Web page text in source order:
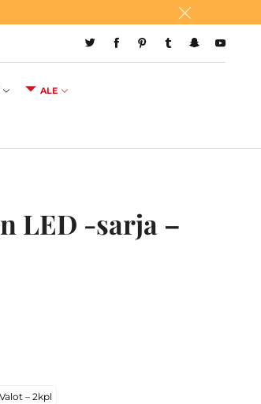
ALE
LED -sarja –
– 2kpl